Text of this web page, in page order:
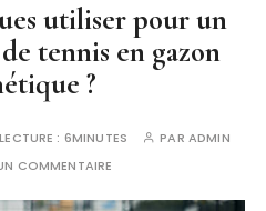
utiliser pour un
tennis en gazon
?
: 6MINUTES PAR ADMIN
COMMENTAIRE